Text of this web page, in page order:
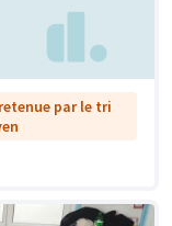
par le tri